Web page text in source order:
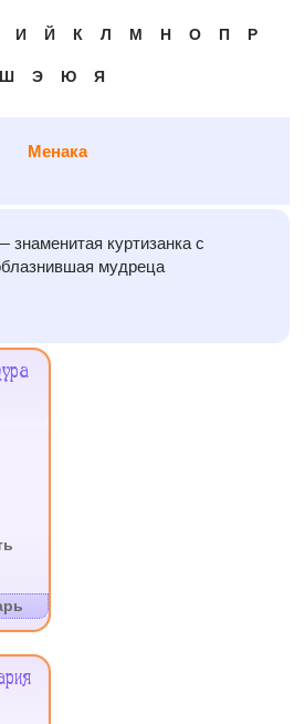
И Й К Л М Н О П Р
Ш Э Ю Я
Менака
куртизанка с
мудреца